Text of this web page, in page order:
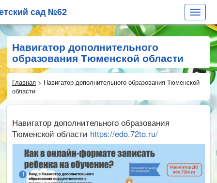
Toggle
сад №62
Навигатор дополнительного
образования Тюменской области
Главная > Навигатор дополнительного образования Тюменской
области
Навигатор дополнительного образования
Тюменской области https://edo.72to.ru/